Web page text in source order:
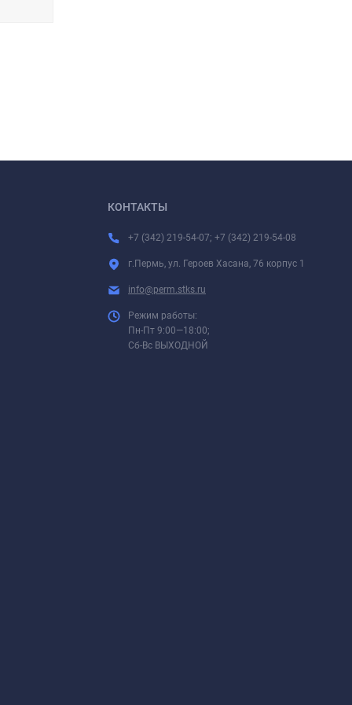
КОНТАКТЫ
+7 (342) 219-54-07; +7 (342) 219-54-08
г.Пермь, ул. Героев Хасана, 76 корпус 1
info@perm.stks.ru
Режим работы:
Пн-Пт 9:00—18:00;
Сб-Вс ВЫХОДНОЙ